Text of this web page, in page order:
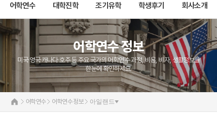
어학연수 대학진학 조기유학 학생후기 회사소개
대학진학
조기/캠프
프로그램
학생후기
고객서비스
유학가이드
미국
캐나다
영국
호주
뉴질랜드
아일랜드
몰타
필리핀
일본
어학연수 정보
어학연수 정보
미국·영국·캐나다·호주 등 주요 국가의 어학연수 과정, 비용, 비자, 생활정보를
한눈에 확인하세요.
어학연수 어학연수 정보 아일랜드